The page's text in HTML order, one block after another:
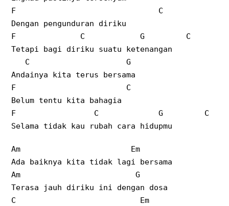
F C
Dengan pengunduran diriku
F C G C
Tetapi bagi diriku suatu ketenangan
C G
Andainya kita terus bersama
F C
Belum tentu kita bahagia
F C G C
Selama tidak kau rubah cara hidupmu
Am Em
Ada baiknya kita tidak lagi bersama
Am G
Terasa jauh diriku ini dengan dosa
C Em